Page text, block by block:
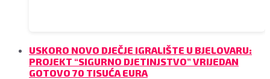
USKORO NOVO DJEČJE IGRALIŠTE U BJELOVARU:
PROJEKT “SIGURNO DJETINJSTVO” VRIJEDAN
GOTOVO 70 TISUĆA EURA